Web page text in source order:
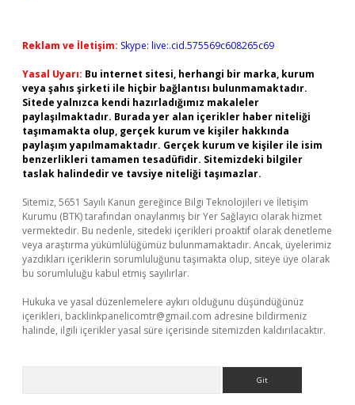
Reklam ve İletişim: Skype: live:.cid.575569c608265c69
Yasal Uyarı: Bu internet sitesi, herhangi bir marka, kurum
veya şahıs şirketi ile hiçbir bağlantısı bulunmamaktadır.
Sitede yalnızca kendi hazırladığımız makaleler
paylaşılmaktadır. Burada yer alan içerikler haber niteliği
taşımamakta olup, gerçek kurum ve kişiler hakkında
paylaşım yapılmamaktadır. Gerçek kurum ve kişiler ile isim
benzerlikleri tamamen tesadüfidir. Sitemizdeki bilgiler
taslak halindedir ve tavsiye niteliği taşımazlar.
Sitemiz, 5651 Sayılı Kanun gereğince Bilgi Teknolojileri ve İletişim
Kurumu (BTK) tarafından onaylanmış bir Yer Sağlayıcı olarak hizmet
vermektedir. Bu nedenle, sitedeki içerikleri proaktif olarak denetleme
veya araştırma yükümlülüğümüz bulunmamaktadır. Ancak, üyelerimiz
yazdıkları içeriklerin sorumluluğunu taşımakta olup, siteye üye olarak
bu sorumluluğu kabul etmiş sayılırlar.
Hukuka ve yasal düzenlemelere aykırı olduğunu düşündüğünüz
içerikleri, backlinkpanelicomtr@gmail.com adresine bildirmeniz
halinde, ilgili içerikler yasal süre içerisinde sitemizden kaldırılacaktır.